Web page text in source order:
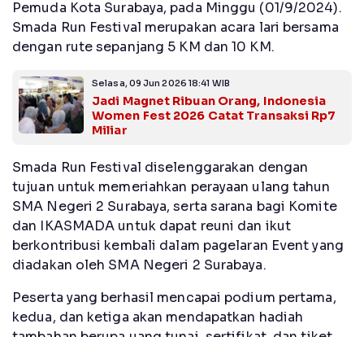
Pemuda Kota Surabaya, pada Minggu (01/9/2024).
Smada Run Festival merupakan acara lari bersama
dengan rute sepanjang 5 KM dan 10 KM.
Selasa, 09 Jun 2026 18:41 WIB
Jadi Magnet Ribuan Orang, Indonesia
Women Fest 2026 Catat Transaksi Rp7
Miliar
Smada Run Festival diselenggarakan dengan
tujuan untuk memeriahkan perayaan ulang tahun
SMA Negeri 2 Surabaya, serta sarana bagi Komite
dan IKASMADA untuk dapat reuni dan ikut
berkontribusi kembali dalam pagelaran Event yang
diadakan oleh SMA Negeri 2 Surabaya.
Peserta yang berhasil mencapai podium pertama,
kedua, dan ketiga akan mendapatkan hadiah